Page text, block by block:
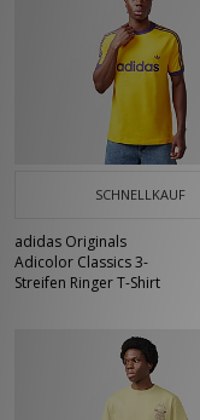
SCHNELLKAUF
adidas Originals
Adicolor Classics 3-
Streifen Ringer T-Shirt